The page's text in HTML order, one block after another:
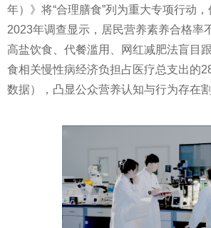
年）》将“合理膳食”列为重大专项行动
2023年调查显示，居民营养素养合格率
高盐饮食、代餐滥用、网红减肥法盲目
食相关慢性病经济负担占医疗总支出的
数据），凸显公众营养认知与行为存在割